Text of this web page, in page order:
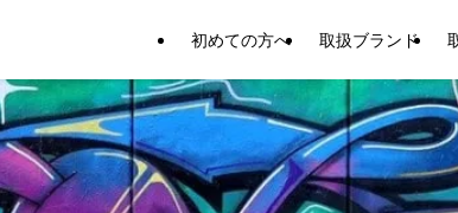
初めての方へ 取扱ブランド